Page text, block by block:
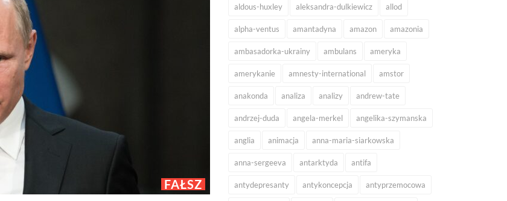
FAŁSZ
aldous-huxley aleksandra-dulkiewicz allod
alpha-ventus amantadyna amazon amazonia
ambasadorka-ukrainy ambulans ameryka
amerykanie amnesty-international amstor
anakonda analiza analizy andrew-tate
andrzej-duda angela-merkel angelika-szymanska
anglia animacja anna-maria-siarkowska
anna-sergeeva antarktyda antifa
antydepresanty antykoncepcja antyprzemocowa